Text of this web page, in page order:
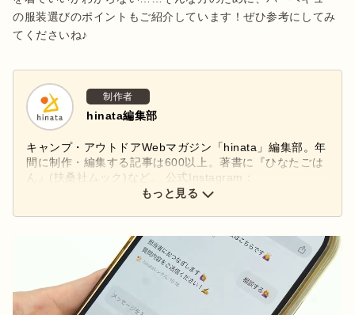
の服装選びのポイントもご紹介しています！ぜひ参考にしてみ
てくださいね♪
制作者
hinata編集部
キャンプ・アウトドアWebマガジン「hinata」編集部。年
間に制作・編集する記事は600以上。著書に『ひなたごは
ん』(扶桑社ムック)など。 公式Instagram：
もっと見る